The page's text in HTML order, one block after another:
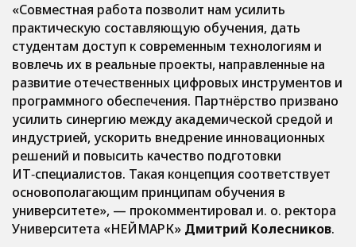
«Совместная работа позволит нам усилить
практическую составляющую обучения, дать
студентам доступ к современным технологиям и
вовлечь их в реальные проекты, направленные на
развитие отечественных цифровых инструментов и
программного обеспечения. Партнёрство призвано
усилить синергию между академической средой и
индустрией, ускорить внедрение инновационных
решений и повысить качество подготовки
ИТ‑специалистов. Такая концепция соответствует
основополагающим принципам обучения в
университете», — прокомментировал и. о. ректора
Университета «НЕЙМАРК» Дмитрий Колесников.